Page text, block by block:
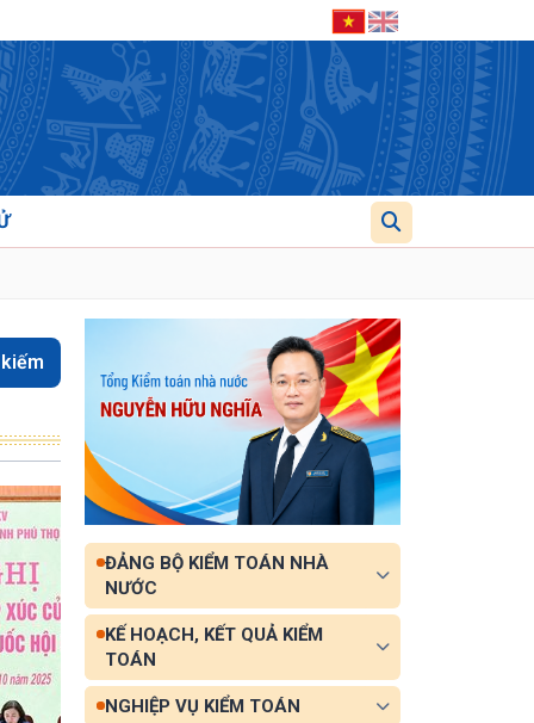
ĐẢNG BỘ KIỂM TOÁN NHÀ
NƯỚC
KẾ HOẠCH, KẾT QUẢ KIỂM
TOÁN
NGHIỆP VỤ KIỂM TOÁN